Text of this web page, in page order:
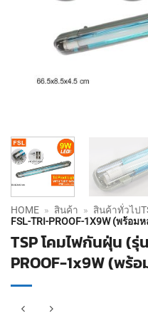
HOME » สินค้า » สินค้าทั่วไป
FSL-TRI-PROOF-1X9W (พร้อม
TSP โคมไฟกันฝุ่น (
PROOF-1x9W (พร้